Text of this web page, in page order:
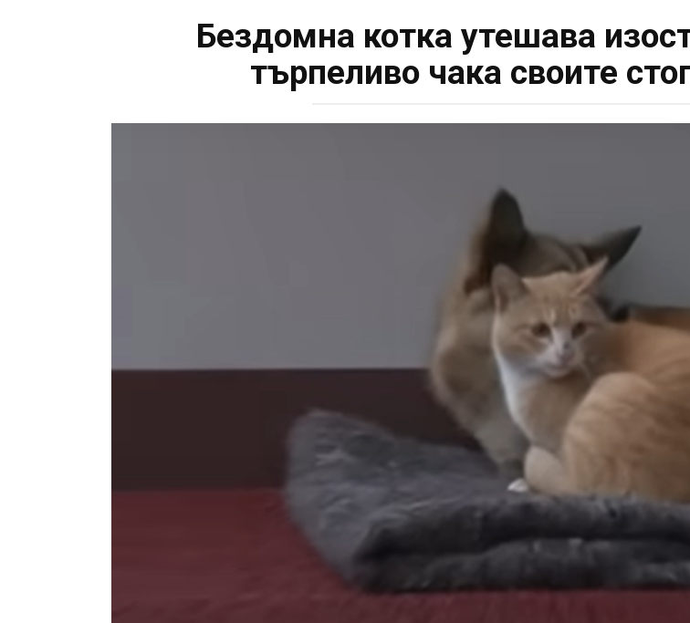
Бездомна котка утешава
търпеливо чака своите